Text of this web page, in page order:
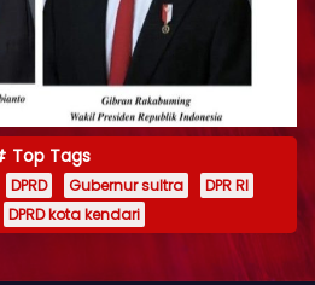
Top Tags
DPRD Gubernur sultra
DPR RI
DPRD kota kendari